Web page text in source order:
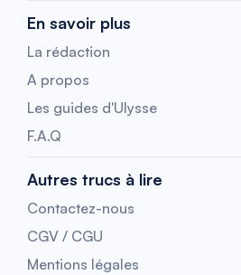
En savoir plus
La rédaction
A propos
Les guides d'Ulysse
F.A.Q
Autres trucs à lire
Contactez-nous
CGV / CGU
Mentions légales